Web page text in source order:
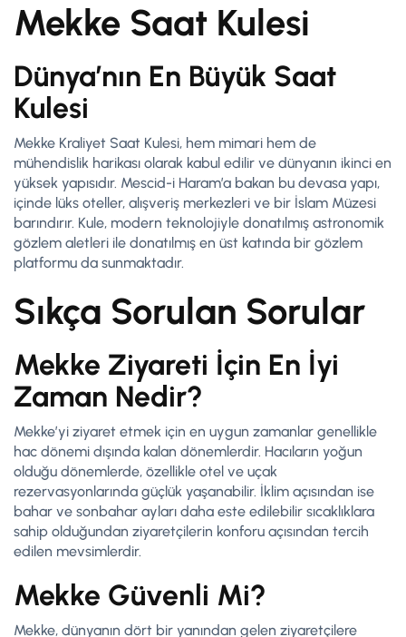
Mekke Saat Kulesi
Dünya’nın En Büyük Saat
Kulesi
Mekke Kraliyet Saat Kulesi, hem mimari hem de
mühendislik harikası olarak kabul edilir ve dünyanın ikinci en
yüksek yapısıdır. Mescid-i Haram’a bakan bu devasa yapı,
içinde lüks oteller, alışveriş merkezleri ve bir İslam Müzesi
barındırır. Kule, modern teknolojiyle donatılmış astronomik
gözlem aletleri ile donatılmış en üst katında bir gözlem
platformu da sunmaktadır.
Sıkça Sorulan Sorular
Mekke Ziyareti İçin En İyi
Zaman Nedir?
Mekke’yi ziyaret etmek için en uygun zamanlar genellikle
hac dönemi dışında kalan dönemlerdir. Hacıların yoğun
olduğu dönemlerde, özellikle otel ve uçak
rezervasyonlarında güçlük yaşanabilir. İklim açısından ise
bahar ve sonbahar ayları daha este edilebilir sıcaklıklara
sahip olduğundan ziyaretçilerin konforu açısından tercih
edilen mevsimlerdir.
Mekke Güvenli Mi?
Mekke, dünyanın dört bir yanından gelen ziyaretçilere